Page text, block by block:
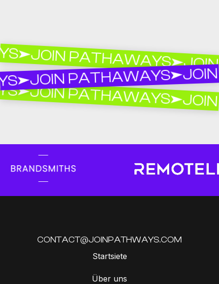
JOIN PATHAWAYS JOIN
JOIN PATHAWAYS JOIN
JOIN PATHAWAYS JOIN
CONTACT@JOINPATHWAYS.COM
Startsiete
Über uns